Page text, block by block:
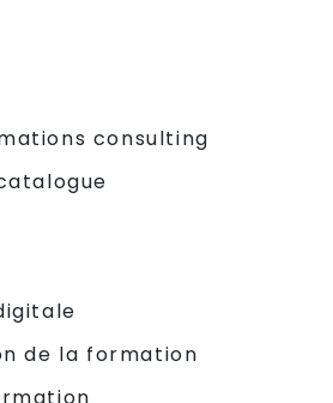
consulting
de la formation